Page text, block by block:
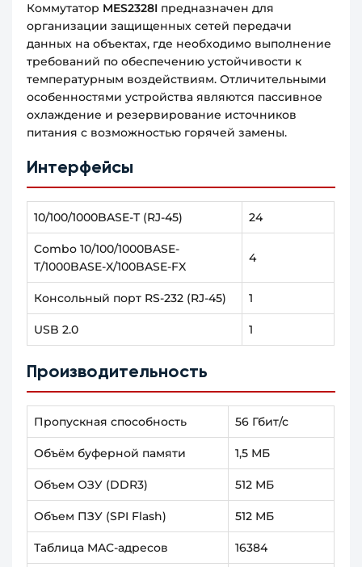
Коммутатор MES2328I предназначен для
организации защищенных сетей передачи
данных на объектах, где необходимо выполнение
требований по обеспечению устойчивости к
температурным воздействиям. Отличительными
особенностями устройства являются пассивное
охлаждение и резервирование источников
питания с возможностью горячей замены.
Интерфейсы
10/100/1000BASE-T (RJ-45) 24
Combo 10/100/1000BASE-
T/1000BASE-X/100BASE-FX
4
Консольный порт RS-232 (RJ-45) 1
USB 2.0 1
Производительность
Пропускная способность 56 Гбит/с
Объём буферной памяти 1,5 МБ
Объем ОЗУ (DDR3) 512 МБ
Объем ПЗУ (SPI Flash) 512 МБ
Таблица MAC-адресов 16384